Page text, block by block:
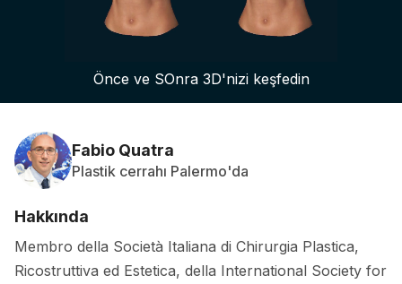
3D İş Platformu
Hasta incelemeleri
Önce ve SOnra 3D'nizi keşfedin
Fabio Quatra
Plastik cerrahı Palermo'da
Hakkında
Membro della Società Italiana di Chirurgia Plastica,
Ricostruttiva ed Estetica, della International Society for